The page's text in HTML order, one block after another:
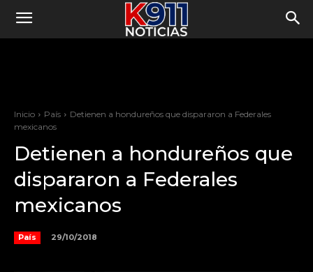
Inicio País
Detienen a hondureños que dispararon a Federales
mexicanos
Detienen a hondureños que
dispararon a Federales
mexicanos
País 29/10/2018